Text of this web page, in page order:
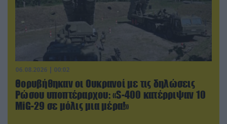
06.08.2026 | 00:02
Θορυβήθηκαν οι Ουκρανοί με τις δηλώσεις
Ρώσου υποπτέραρχου: «S-400 κατέρριψαν 10
MiG-29 σε μόλις μια μέρα!»